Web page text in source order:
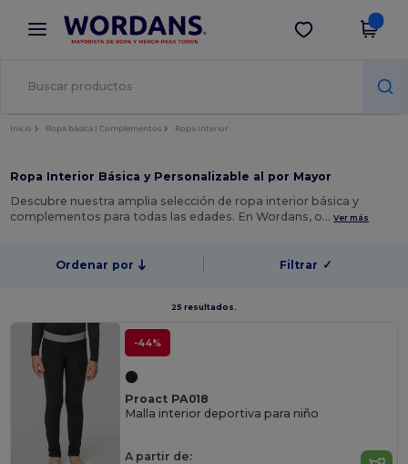
× App de Wordans
¡Mejores precios en app!
Descargar app
Inicio Ropa básica | Complementos Ropa Interior
Ropa Interior Básica y Personalizable al por Mayor
Descubre nuestra amplia selección de ropa interior básica y
complementos para todas las edades. En Wordans, o…Ver más
Ordenar por Filtrar ✓
25 resultados.
-44%
Proact PA018
Malla interior deportiva para niño
A partir de: